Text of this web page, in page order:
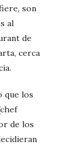
son
al
de
cerca
que los
de los